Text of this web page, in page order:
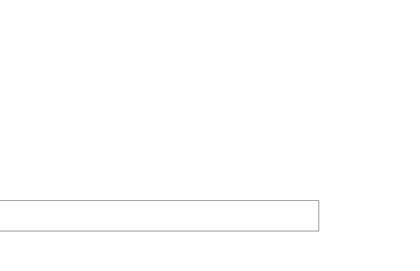
開示しません。